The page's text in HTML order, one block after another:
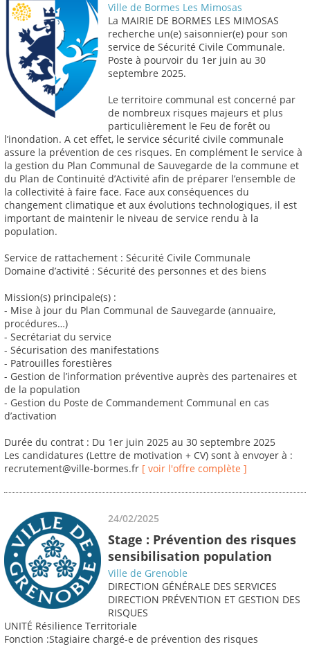
Ville de Bormes Les Mimosas
La MAIRIE DE BORMES LES MIMOSAS
recherche un(e) saisonnier(e) pour son
service de Sécurité Civile Communale.
Poste à pourvoir du 1er juin au 30
septembre 2025.
Le territoire communal est concerné par
de nombreux risques majeurs et plus
particulièrement le Feu de forêt ou
l’inondation. A cet effet, le service sécurité civile communale
assure la prévention de ces risques. En complément le service à
la gestion du Plan Communal de Sauvegarde de la commune et
du Plan de Continuité d’Activité afin de préparer l’ensemble de
la collectivité à faire face. Face aux conséquences du
changement climatique et aux évolutions technologiques, il est
important de maintenir le niveau de service rendu à la
population.
Service de rattachement : Sécurité Civile Communale
Domaine d’activité : Sécurité des personnes et des biens
Mission(s) principale(s) :
- Mise à jour du Plan Communal de Sauvegarde (annuaire,
procédures…)
- Secrétariat du service
- Sécurisation des manifestations
- Patrouilles forestières
- Gestion de l’information préventive auprès des partenaires et
de la population
- Gestion du Poste de Commandement Communal en cas
d’activation
Durée du contrat : Du 1er juin 2025 au 30 septembre 2025
Les candidatures (Lettre de motivation + CV) sont à envoyer à :
recrutement@ville-bormes.fr [ voir l'offre complète ]
24/02/2025
Stage : Prévention des risques
sensibilisation population
Ville de Grenoble
DIRECTION GÉNÉRALE DES SERVICES
DIRECTION PRÉVENTION ET GESTION DES
RISQUES
UNITÉ Résilience Territoriale
Fonction :Stagiaire chargé-e de prévention des risques